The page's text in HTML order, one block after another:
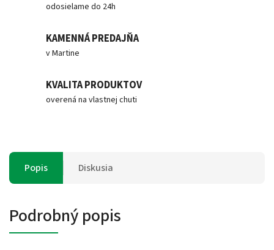
odosielame do 24h
KAMENNÁ PREDAJŇA
v Martine
KVALITA PRODUKTOV
overená na vlastnej chuti
Popis Diskusia
Podrobný popis